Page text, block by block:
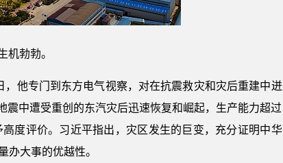
机勃勃。
他专门到东方电气视察，对在抗震救灾和灾后重建中迸
震中遭受重创的东汽灾后迅速恢复和崛起，生产能力超过
度评价。习近平指出，灾区发生的巨变，充分证明中华
办大事的优越性。